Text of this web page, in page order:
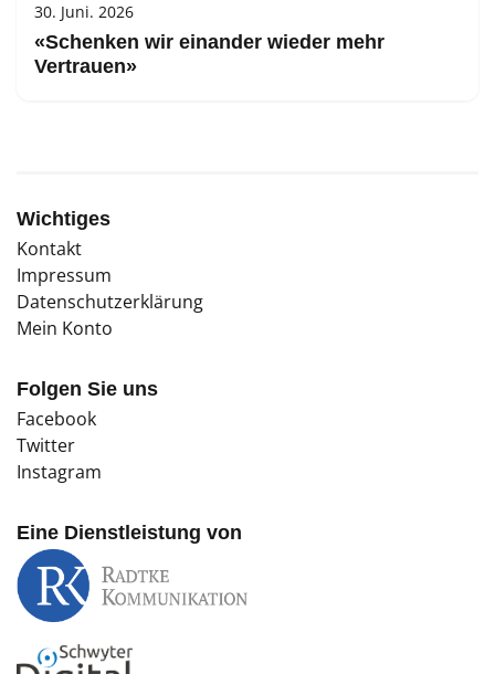
30. Juni. 2026
«Schenken wir einander wieder mehr
Vertrauen»
Wichtiges
Kontakt
Impressum
Datenschutzerklärung
Mein Konto
Folgen Sie uns
Facebook
Twitter
Instagram
Eine Dienstleistung von